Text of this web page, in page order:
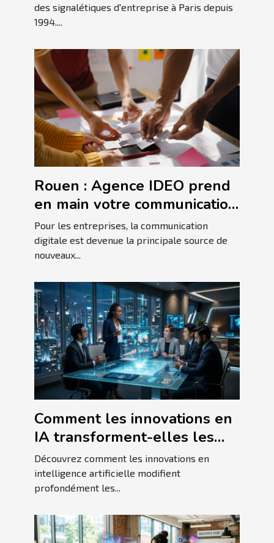
des signalétiques d'entreprise à Paris depuis
1994....
Rouen : Agence IDEO prend
en main votre communication
!Pour les entreprises, la communication
digitale est devenue la principale source de
nouveaux...
Comment les innovations en
IA transforment-elles les
pratiques commerciales
actuelles ?
Découvrez comment les innovations en
intelligence artificielle modifient
profondément les...